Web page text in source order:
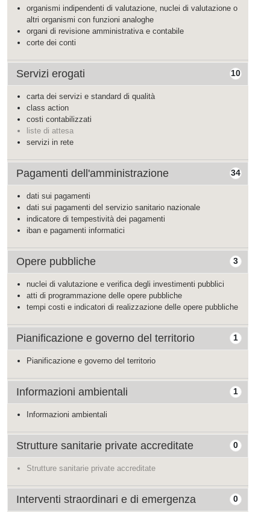
organismi indipendenti di valutazione, nuclei di valutazione o
altri organismi con funzioni analoghe
organi di revisione amministrativa e contabile
corte dei conti
10
Servizi erogati
carta dei servizi e standard di qualità
class action
costi contabilizzati
liste di attesa
servizi in rete
34
Pagamenti dell'amministrazione
dati sui pagamenti
dati sui pagamenti del servizio sanitario nazionale
indicatore di tempestività dei pagamenti
iban e pagamenti informatici
3
Opere pubbliche
nuclei di valutazione e verifica degli investimenti pubblici
atti di programmazione delle opere pubbliche
tempi costi e indicatori di realizzazione delle opere pubbliche
1
Pianificazione e governo del territorio
Pianificazione e governo del territorio
1
Informazioni ambientali
Informazioni ambientali
0
Strutture sanitarie private accreditate
Strutture sanitarie private accreditate
0
Interventi straordinari e di emergenza